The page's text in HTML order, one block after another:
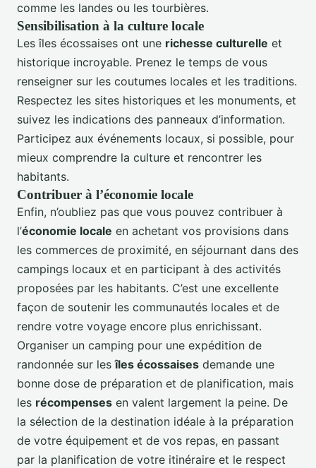
comme les landes ou les tourbières.
Sensibilisation à la culture locale
Les îles écossaises ont une richesse culturelle et
historique incroyable. Prenez le temps de vous
renseigner sur les coutumes locales et les traditions.
Respectez les sites historiques et les monuments, et
suivez les indications des panneaux d’information.
Participez aux événements locaux, si possible, pour
mieux comprendre la culture et rencontrer les
habitants.
Contribuer à l’économie locale
Enfin, n’oubliez pas que vous pouvez contribuer à
l’économie locale en achetant vos provisions dans
les commerces de proximité, en séjournant dans des
campings locaux et en participant à des activités
proposées par les habitants. C’est une excellente
façon de soutenir les communautés locales et de
rendre votre voyage encore plus enrichissant.
Organiser un camping pour une expédition de
randonnée sur lesîles écossaises demande une
bonne dose de préparation et de planification, mais
les récompenses en valent largement la peine. De
la sélection de la destination idéale à la préparation
de votre équipement et de vos repas, en passant
par la planification de votre itinéraire et le respect